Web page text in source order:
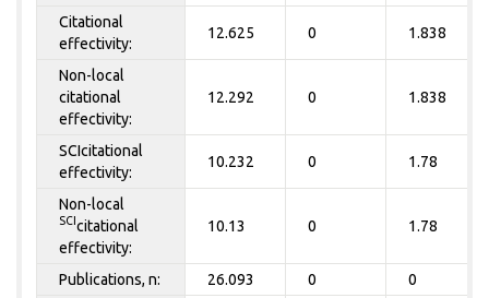
Citational
effectivity:
12.625 0 1.838
Non-local
citational
effectivity:
12.292 0 1.838
SCIcitational
effectivity:
10.232 0 1.78
Non-local
SCI citational
effectivity:
10.13 0 1.78
Publications, n: 26.093 0 0